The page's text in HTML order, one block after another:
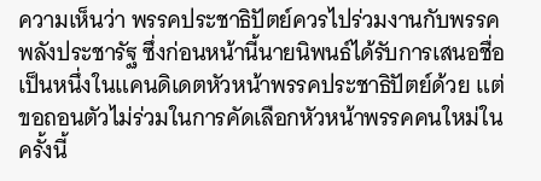
ความเห็นว่า พรรคประชาธิปัตย์ควรไปร่วมงานกับพรรค
พลังประชารัฐ ซึ่งก่อนหน้านี้นายนิพนธ์ได้รับการเสนอชื่อ
เป็นหนึ่งในแคนดิเดตหัวหน้าพรรคประชาธิปัตย์ด้วย แต่
ขอถอนตัวไม่ร่วมในการคัดเลือกหัวหน้าพรรคคนใหม่ใน
ครั้งนี้